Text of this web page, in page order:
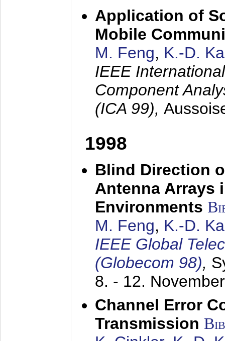
Application of
Mobile
M. Feng, K.-D.
IEEE
Component
(ICA 99),
1998
Blind Direction
Antenna Arrays
Environments
M. Feng, K.-D.
IEEE Global
(Globecom 98),
8. - 12.
Channel Error
Transmission